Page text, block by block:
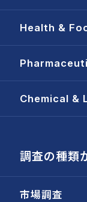
Health &
Chemical &
調査の種類
市場調査